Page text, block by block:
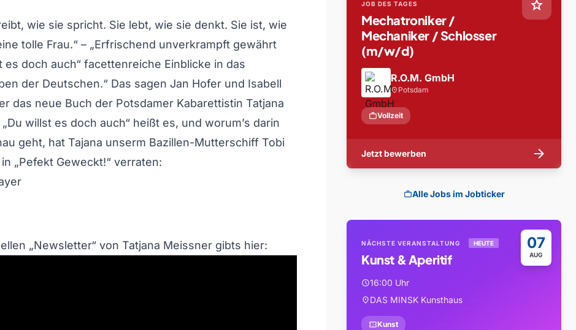
wie sie spricht. Sie lebt, wie sie denkt. Sie ist, wie
tolle Frau.“ – „Erfrischend unverkrampft gewährt
es doch auch“ facettenreiche Einblicke in das
der Deutschen.“ Das sagen Jan Hofer und Isabell
das neue Buch der Potsdamer Kabarettistin Tatjana
willst es doch auch“ heißt es, und worum’s darin
geht, hat Tajana unserm Bazillen-Mutterschiff Tobi
„Pefekt Geweckt!“ verraten:
„Newsletter“ von Tatjana Meissner gibts hier:
star
JOB DES TAGES
Mechatroniker /
Mechaniker / Schlosser
(m/w/d)
R.O.M. GmbH
location_on Potsdam
workVollzeit
Jetzt bewerben arrow_forward
workAlle Jobs im Jobticker
07
AUG
NÄCHSTE VERANSTALTUNG HEUTE
Kunst & Aperitif
schedule16:00 Uhr
location_onDAS MINSK Kunsthaus
confirmation_numberKunst